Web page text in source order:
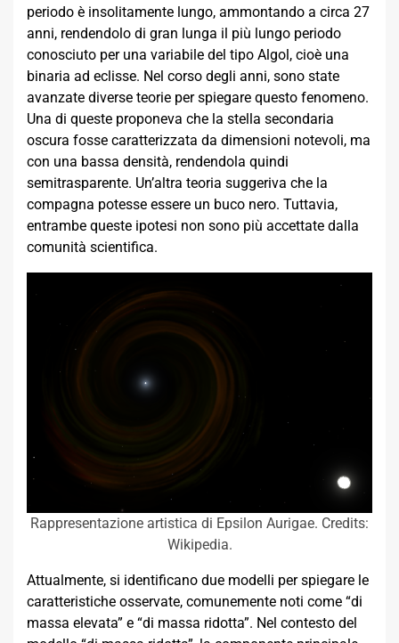
periodo è insolitamente lungo, ammontando a circa 27
anni, rendendolo di gran lunga il più lungo periodo
conosciuto per una variabile del tipo Algol, cioè una
binaria ad eclisse. Nel corso degli anni, sono state
avanzate diverse teorie per spiegare questo fenomeno.
Una di queste proponeva che la stella secondaria
oscura fosse caratterizzata da dimensioni notevoli, ma
con una bassa densità, rendendola quindi
semitrasparente. Un’altra teoria suggeriva che la
compagna potesse essere un buco nero. Tuttavia,
entrambe queste ipotesi non sono più accettate dalla
comunità scientifica.
Rappresentazione artistica di Epsilon Aurigae. Credits:
Wikipedia.
Attualmente, si identificano due modelli per spiegare le
caratteristiche osservate, comunemente noti come “di
massa elevata” e “di massa ridotta”. Nel contesto del